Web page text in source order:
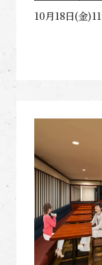
10月18日(金